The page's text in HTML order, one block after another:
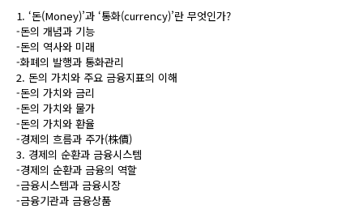
1. ‘돈(Money)’과 ‘통화(currency)’란 무엇인가?
-돈의 개념과 기능
-돈의 역사와 미래
-화폐의 발행과 통화관리
2. 돈의 가치와 주요 금융지표의 이해
-돈의 가치와 금리
-돈의 가치와 물가
-돈의 가치와 환율
-경제의 흐름과 주가(株價)
3. 경제의 순환과 금융시스템
-경제의 순환과 금융의 역할
-금융시스템과 금융시장
-금융기관과 금융상품